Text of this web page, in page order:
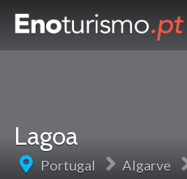
Lagoa
Portugal Algarve